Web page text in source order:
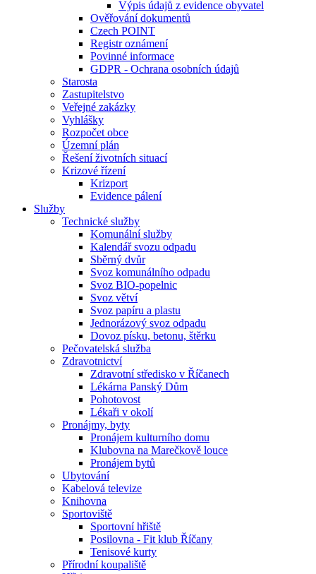
Výpis údajů z evidence obyvatel
Ověřování dokumentů
Czech POINT
Registr oznámení
Povinné informace
GDPR - Ochrana osobních údajů
Starosta
Zastupitelstvo
Veřejné zakázky
Vyhlášky
Rozpočet obce
Územní plán
Řešení životních situací
Krizové řízení
Krizport
Evidence pálení
Služby
Technické služby
Komunální služby
Kalendář svozu odpadu
Sběrný dvůr
Svoz komunálního odpadu
Svoz BIO-popelnic
Svoz větví
Svoz papíru a plastu
Jednorázový svoz odpadu
Dovoz písku, betonu, štěrku
Pečovatelská služba
Zdravotnictví
Zdravotní středisko v Říčanech
Lékárna Panský Dům
Pohotovost
Lékaři v okolí
Pronájmy, byty
Pronájem kulturního domu
Klubovna na Marečkově louce
Pronájem bytů
Ubytování
Kabelová televize
Knihovna
Sportoviště
Sportovní hřiště
Posilovna - Fit klub Říčany
Tenisové kurty
Přírodní koupaliště